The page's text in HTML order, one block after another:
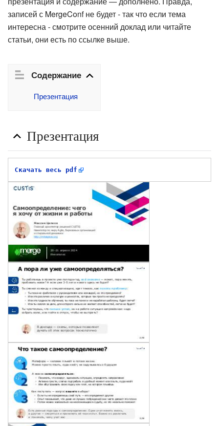
записей с MergeConf не будет - так что если тема
интересна - смотрите осенний доклад или читайте
статьи, они есть по ссылке выше.
Содержание
Презентация
Презентация
Скачать весь pdf